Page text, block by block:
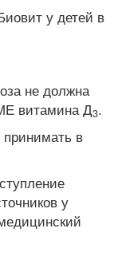
у детей в
не должна
витамина Д3.
в
у